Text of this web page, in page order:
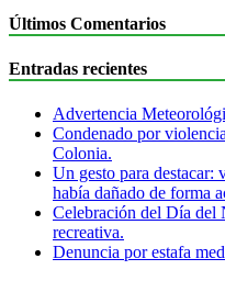
Últimos Comentarios
Entradas recientes
Advertencia
Condenado por
Colonia.
Un gesto para destacar:
había dañado de forma
Celebración del Día del
recreativa.
Denuncia por estafa